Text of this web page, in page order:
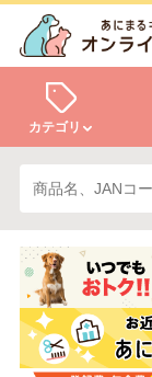
カテゴリ
犬
小動物・鳥
ログイン
会員登録
あにまるキャ